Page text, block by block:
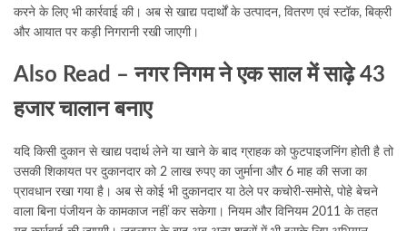
करने के लिए भी कार्रवाई की। अब से खाद्य पदार्थों के उत्पादन, वितरण एवं स्टॉक, बिक्री
और आयात पर कड़ी निगरानी रखी जाएगी।
Also Read –नगर निगम ने एक साल में साढ़े 43
हजार चालान बनाए
यदि किसी दुकान से खाद्य पदार्थ लेने या खाने के बाद ग्राहक को फुटपाइजनिंग होती है तो
उसकी शिकायत पर दुकानदार को 2 लाख रुपए का जुर्माना और 6 माह की सजा का
प्रावधान रखा गया है। अब से कोई भी दुकानदार या ठेले पर कचोरी-समोसे, पोहे बेचने
वाला बिना पंजीयन के कामकाज नहीं कर सकेगा। नियम और विनियम 2011 के तहत